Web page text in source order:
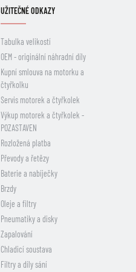
UŽITEČNÉ ODKAZY
Tabulka velikostí
OEM - originální náhradní díly
Kupní smlouva na motorku a
čtyřkolku
Servis motorek a čtyřkolek
Výkup motorek a čtyřkolek -
POZASTAVEN
Rozložená platba
Převody a řetězy
Baterie a nabíječky
Brzdy
Oleje a filtry
Pneumatiky a disky
Zapalování
Chladicí soustava
Filtry a díly sání